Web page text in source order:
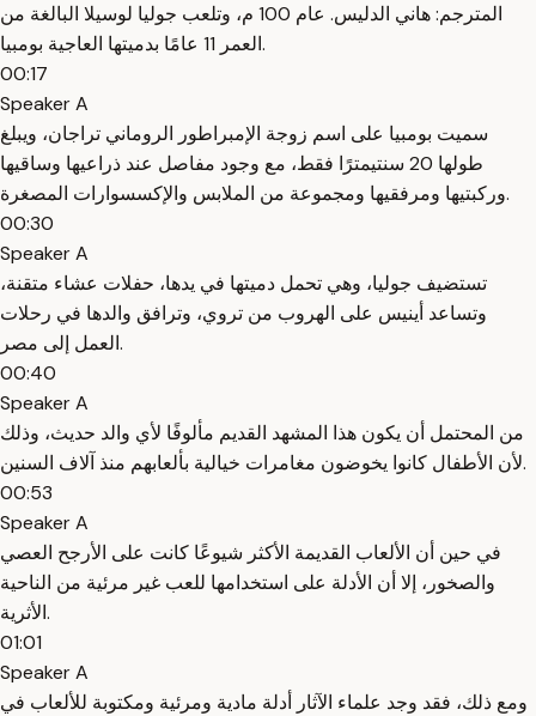
المترجم: هاني الدليس. عام 100 م، وتلعب جوليا لوسيلا البالغة من
العمر 11 عامًا بدميتها العاجية بومبيا.
00:17
Speaker A
سميت بومبيا على اسم زوجة الإمبراطور الروماني تراجان، ويبلغ
طولها 20 سنتيمترًا فقط، مع وجود مفاصل عند ذراعيها وساقيها
وركبتيها ومرفقيها ومجموعة من الملابس والإكسسوارات المصغرة.
00:30
Speaker A
تستضيف جوليا، وهي تحمل دميتها في يدها، حفلات عشاء متقنة،
وتساعد أينيس على الهروب من تروي، وترافق والدها في رحلات
العمل إلى مصر.
00:40
Speaker A
من المحتمل أن يكون هذا المشهد القديم مألوفًا لأي والد حديث، وذلك
لأن الأطفال كانوا يخوضون مغامرات خيالية بألعابهم منذ آلاف السنين.
00:53
Speaker A
في حين أن الألعاب القديمة الأكثر شيوعًا كانت على الأرجح العصي
والصخور، إلا أن الأدلة على استخدامها للعب غير مرئية من الناحية
الأثرية.
01:01
Speaker A
ومع ذلك، فقد وجد علماء الآثار أدلة مادية ومرئية ومكتوبة للألعاب في